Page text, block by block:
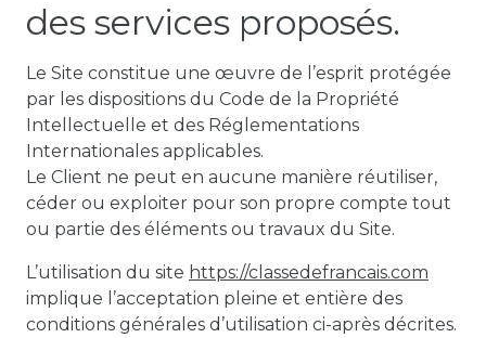
des services proposés.
Le Site constitue une œuvre de l’esprit protégée
par les dispositions du Code de la Propriété
Intellectuelle et des Réglementations
Internationales applicables.
Le Client ne peut en aucune manière réutiliser,
céder ou exploiter pour son propre compte tout
ou partie des éléments ou travaux du Site.
L’utilisation du site https://classedefrancais.com
implique l’acceptation pleine et entière des
conditions générales d’utilisation ci-après décrites.